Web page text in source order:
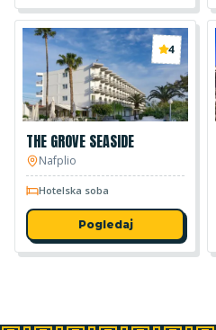
4
THE GROVE SEASIDE
Nafplio
Hotelska soba
Pogledaj